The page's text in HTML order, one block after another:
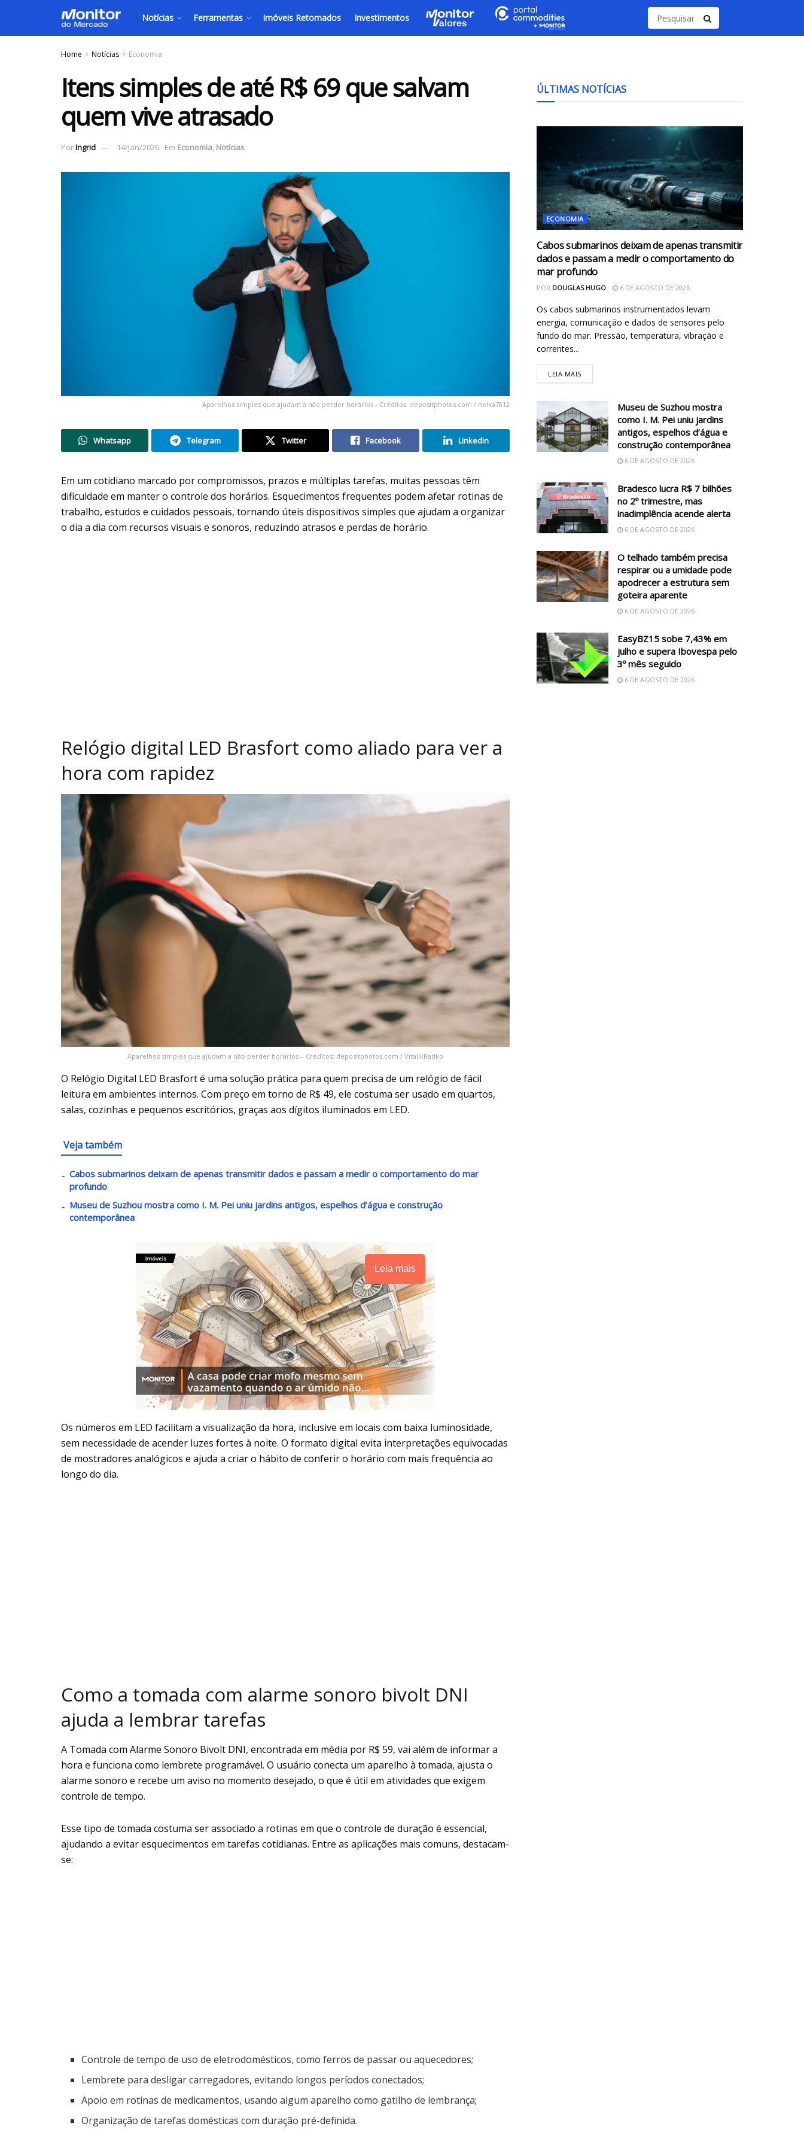
Notícias Ferramentas Imóveis Retomados Investimentos
Home Notícias Economia
Itens simples de até R$ 69 que salvam
quem vive atrasado
PorIngrid 14/jan/2026 Em Economia, Notícias
Aparelhos simples que ajudam a não perder horários - Créditos: depositphotos.com / nelka7812
Whatsapp Telegram Twitter Facebook Linkedin
Em um cotidiano marcado por compromissos, prazos e múltiplas tarefas, muitas pessoas têm
dificuldade em manter o controle dos horários. Esquecimentos frequentes podem afetar rotinas de
trabalho, estudos e cuidados pessoais, tornando úteis dispositivos simples que ajudam a organizar
o dia a dia com recursos visuais e sonoros, reduzindo atrasos e perdas de horário.
Relógio digital LED Brasfort como aliado para ver a
hora com rapidez
Aparelhos simples que ajudam a não perder horários – Créditos: depositphotos.com / VitalikRadko
O Relógio Digital LED Brasfort é uma solução prática para quem precisa de um relógio de fácil
leitura em ambientes internos. Com preço em torno de R$ 49, ele costuma ser usado em quartos,
salas, cozinhas e pequenos escritórios, graças aos dígitos iluminados em LED.
Veja também
Cabos submarinos deixam de apenas transmitir dados e passam a medir o comportamento do mar
profundo
Museu de Suzhou mostra como I. M. Pei uniu jardins antigos, espelhos d’água e construção
contemporânea
Leia mais
Os números em LED facilitam a visualização da hora, inclusive em locais com baixa luminosidade,
sem necessidade de acender luzes fortes à noite. O formato digital evita interpretações equivocadas
de mostradores analógicos e ajuda a criar o hábito de conferir o horário com mais frequência ao
longo do dia.
Como a tomada com alarme sonoro bivolt DNI
ajuda a lembrar tarefas
A Tomada com Alarme Sonoro Bivolt DNI, encontrada em média por R$ 59, vai além de informar a
hora e funciona como lembrete programável. O usuário conecta um aparelho à tomada, ajusta o
alarme sonoro e recebe um aviso no momento desejado, o que é útil em atividades que exigem
controle de tempo.
Esse tipo de tomada costuma ser associado a rotinas em que o controle de duração é essencial,
ajudando a evitar esquecimentos em tarefas cotidianas. Entre as aplicações mais comuns, destacam-
se:
Controle de tempo de uso de eletrodomésticos, como ferros de passar ou aquecedores;
Lembrete para desligar carregadores, evitando longos períodos conectados;
Apoio em rotinas de medicamentos, usando algum aparelho como gatilho de lembrança;
Organização de tarefas domésticas com duração pré-definida.
ÚLTIMAS NOTÍCIAS
ECONOMIA
Cabos submarinos deixam de apenas transmitir
dados e passam a medir o comportamento do
mar profundo
POR DOUGLAS HUGO 6 DE AGOSTO DE 2026
Os cabos submarinos instrumentados levam
energia, comunicação e dados de sensores pelo
fundo do mar. Pressão, temperatura, vibração e
correntes...
LEIA MAIS
Museu de Suzhou mostra
como I. M. Pei uniu jardins
antigos, espelhos d’água e
construção contemporânea
6 DE AGOSTO DE 2026
Bradesco lucra R$ 7 bilhões
no 2º trimestre, mas
inadimplência acende alerta
6 DE AGOSTO DE 2026
O telhado também precisa
respirar ou a umidade pode
apodrecer a estrutura sem
goteira aparente
6 DE AGOSTO DE 2026
EasyBZ15 sobe 7,43% em
julho e supera Ibovespa pelo
3º mês seguido
6 DE AGOSTO DE 2026